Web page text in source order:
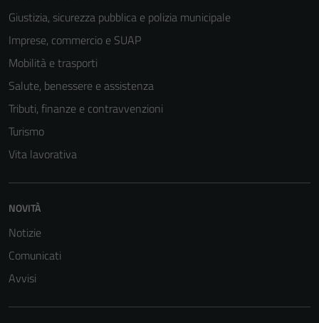
Giustizia, sicurezza pubblica e polizia municipale
Imprese, commercio e SUAP
Mobilità e trasporti
Salute, benessere e assistenza
Tributi, finanze e contravvenzioni
Turismo
Vita lavorativa
NOVITÀ
Notizie
Comunicati
Avvisi